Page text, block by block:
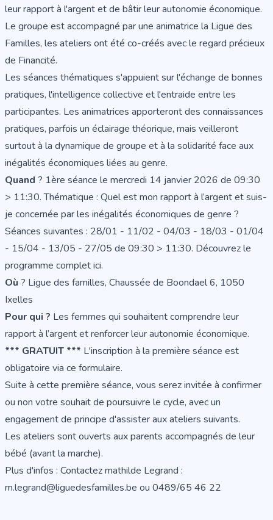
leur rapport à l'argent et de bâtir leur autonomie économique.
Le groupe est accompagné par une animatrice la Ligue des
Familles, les ateliers ont été co-créés avec le regard précieux
de Financité.
Les séances thématiques s'appuient sur l'échange de bonnes
pratiques, l'intelligence collective et l'entraide entre les
participantes. Les animatrices apporteront des connaissances
pratiques, parfois un éclairage théorique, mais veilleront
surtout à la dynamique de groupe et à la solidarité face aux
inégalités économiques liées au genre.
Quand ? 1ère séance le mercredi 14 janvier 2026 de 09:30
> 11:30. Thématique : Quel est mon rapport à l’argent et suis-
je concernée par les inégalités économiques de genre ?
Séances suivantes : 28/01 - 11/02 - 04/03 - 18/03 - 01/04
- 15/04 - 13/05 - 27/05 de 09:30 > 11:30. Découvrez le
programme completici.
Où ? Ligue des familles, Chaussée de Boondael 6, 1050
Ixelles
Pour qui ? Les femmes qui souhaitent comprendre leur
rapport à l’argent et renforcer leur autonomie économique.
*** GRATUIT *** L'inscription à la première séance est
obligatoire via ce formulaire.
Suite à cette première séance, vous serez invitée à confirmer
ou non votre souhait de poursuivre le cycle, avec un
engagement de principe d'assister aux ateliers suivants.
Les ateliers sont ouverts aux parents accompagnés de leur
bébé (avant la marche).
Plus d'infos : Contactez mathilde Legrand :
m.legrand@liguedesfamilles.be ou 0489/65 46 22